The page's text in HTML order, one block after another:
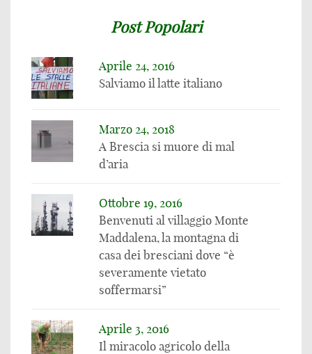
Post Popolari
Aprile 24, 2016
Salviamo il latte italiano
Marzo 24, 2018
A Brescia si muore di mal
d’aria
Ottobre 19, 2016
Benvenuti al villaggio Monte
Maddalena, la montagna di
casa dei bresciani dove “è
severamente vietato
soffermarsi”
Aprile 3, 2016
Il miracolo agricolo della